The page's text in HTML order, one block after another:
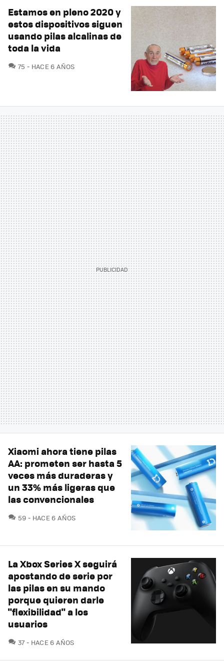
Estamos en pleno 2020 y
estos dispositivos siguen
usando pilas alcalinas de
toda la vida
75 COMENTARIOS
HACE 6 AÑOS
Xiaomi ahora tiene pilas
AA: prometen ser hasta 5
veces más duraderas y
un 33% más ligeras que
las convencionales
59 COMENTARIOS
HACE 6 AÑOS
La Xbox Series X seguirá
apostando de serie por
las pilas en su mando
porque quieren darle
"flexibilidad" a los
usuarios
37COMENTARIOS
HACE 6 AÑOS